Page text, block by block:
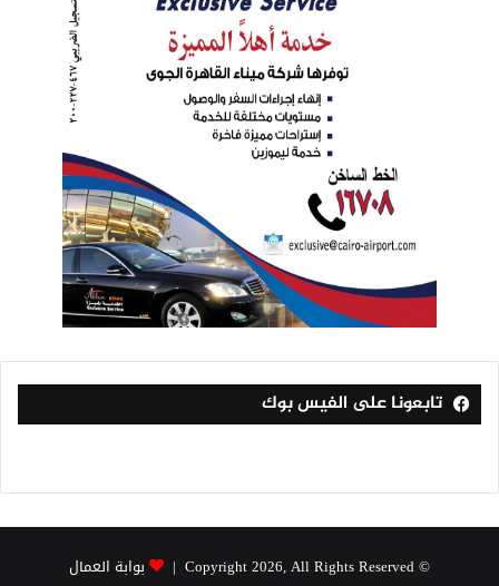
تابعونا على الفيس بوك
© Copyright 2026, All Rights Reserved | بوابة العمال